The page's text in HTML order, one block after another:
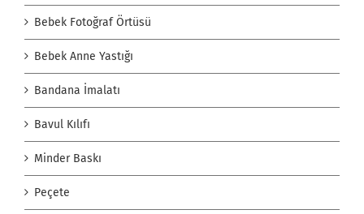
Bebek Fotoğraf Örtüsü
Bebek Anne Yastığı
Bandana İmalatı
Bavul Kılıfı
Minder Baskı
Peçete